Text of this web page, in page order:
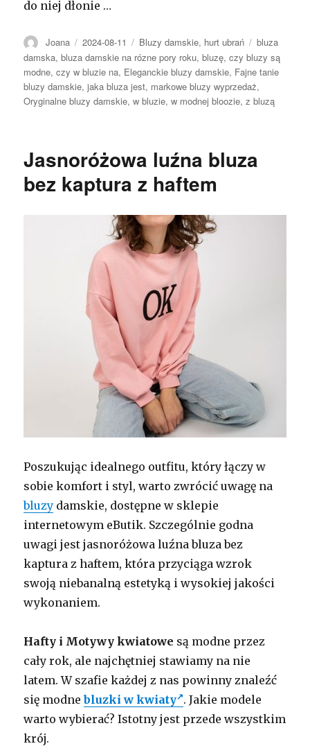
do niej dłonie …
Autor
Joana Opublikowano
2024-08-11 Kategorie
Bluzy damskie, hurt ubrań Tagi
bluza
damska,bluza damskie na rózne pory roku,bluzę,czy bluzy są
modne,czy w bluzie na, Eleganckie bluzy damskie, Fajne tanie
bluzy damskie,jaka bluza jest, markowe bluzy wyprzedaż,
Oryginalne bluzy damskie,w bluzie,w modnej bloozie,z bluzą
Jasnoróżowa luźna bluza
bez kaptura z haftem
Poszukując idealnego outfitu, który łączy w
sobie komfort i styl, warto zwrócić uwagę na
bluzy damskie, dostępne w sklepie
internetowym eButik. Szczególnie godna
uwagi jest jasnoróżowa luźna bluza bez
kaptura z haftem, która przyciąga wzrok
swoją niebanalną estetyką i wysokiej jakości
wykonaniem.
Hafty i Motywy kwiatowe są modne przez
cały rok, ale najchętniej stawiamy na nie
latem. W szafie każdej z nas powinny znaleźć
się modne bluzki w kwiaty . Jakie modele
warto wybierać? Istotny jest przede wszystkim
krój.